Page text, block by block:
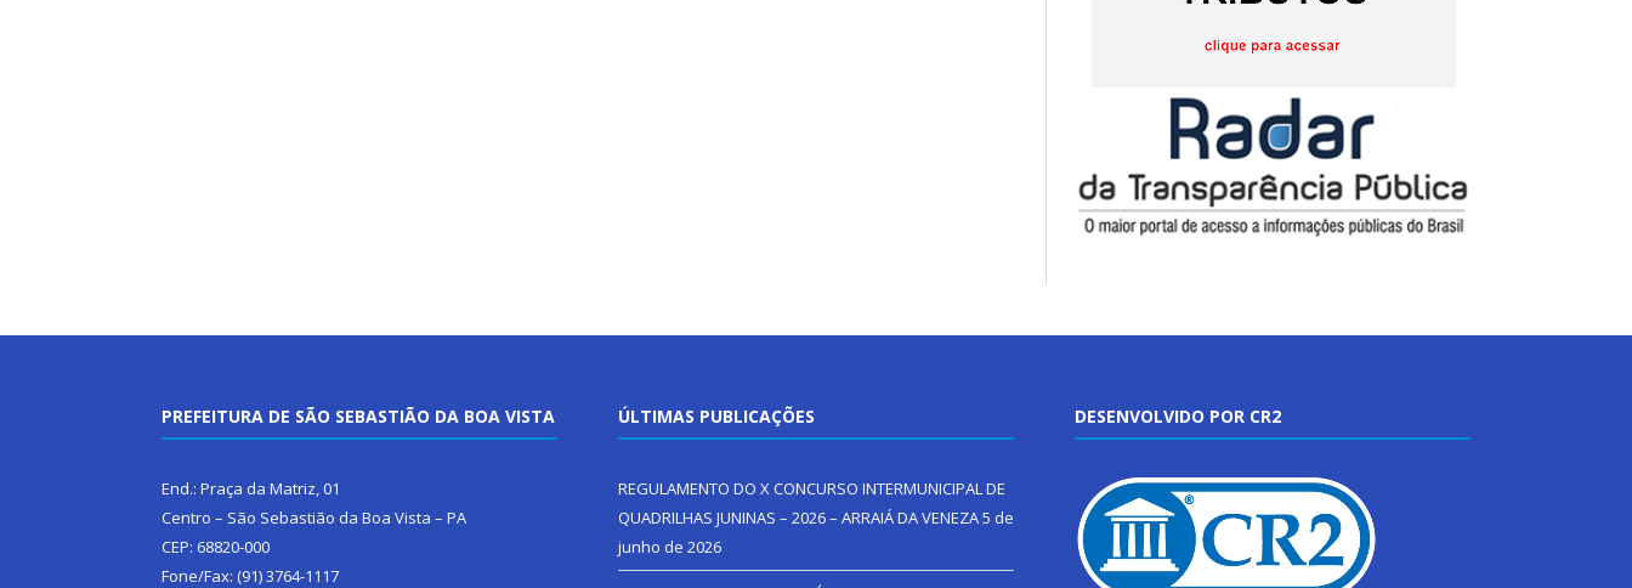
PREFEITURA DE SÃO SEBASTIÃO DA BOA VISTA
End.: Praça da Matriz, 01
Centro – São Sebastião da Boa Vista – PA
CEP: 68820-000
Fone/Fax: (91) 3764-1117
ÚLTIMAS PUBLICAÇÕES
REGULAMENTO DO X CONCURSO INTERMUNICIPAL DE
QUADRILHAS JUNINAS – 2026 – ARRAIÁ DA VENEZA5 de
junho de 2026
DESENVOLVIDO POR CR2